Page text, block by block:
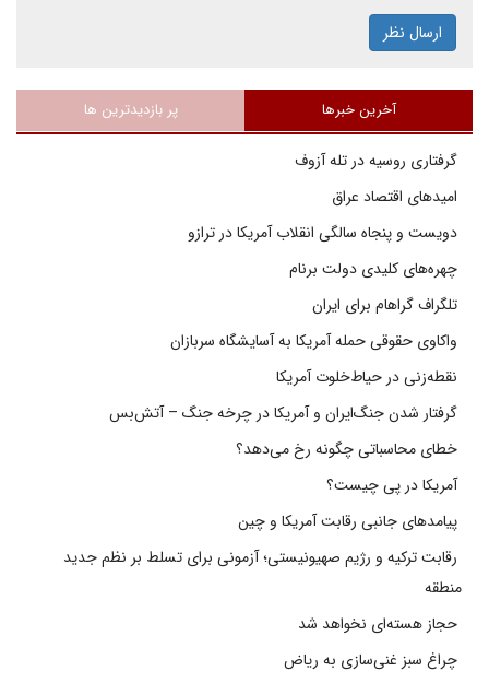
ارسال نظر
آخرین خبرها پر بازدیدترین ها
گرفتاری روسیه در تله آزوف
امیدهای اقتصاد عراق
دویست و پنجاه سالگی انقلاب آمریکا در ترازو
چهره‌های کلیدی دولت برنام
تلگراف گراهام برای ایران
واکاوی حقوقی حمله آمریکا به آسایشگاه سربازان
نقطه‌زنی در حیاط‌خلوت آمریکا
گرفتار شدن جنگ‌ایران و آمریکا در چرخه جنگ – آتش‌بس
خطای محاسباتی چگونه رخ می‌دهد؟
آمریکا در پی چیست؟
پیامدهای جانبی رقابت آمریکا و چین
رقابت ترکیه و رژیم صهیونیستی؛ آزمونی برای تسلط بر نظم جدید
منطقه
حجاز هسته‌ای نخواهد شد
چراغ سبز غنی‌سازی به ریاض